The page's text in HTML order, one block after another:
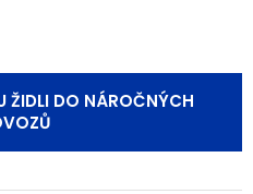
ŽIDLI DO NÁROČNÝCH